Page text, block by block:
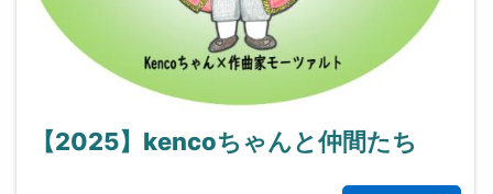
【2025】kencoちゃんと仲間たち